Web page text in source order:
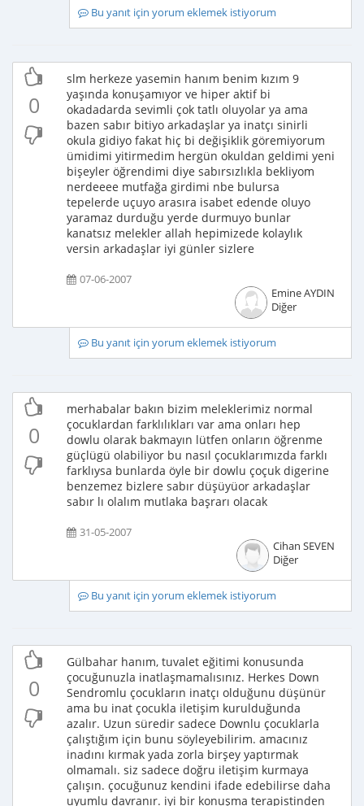
Bu yanıt için yorum eklemek istiyorum
0
slm herkeze yasemin hanım benim kızım 9
yaşında konuşamıyor ve hiper aktif bi
okadadarda sevimli çok tatlı oluyolar ya ama
bazen sabır bitiyo arkadaşlar ya inatçı sinirli
okula gidiyo fakat hiç bi değişiklik göremiyorum
ümidimi yitirmedim hergün okuldan geldimi yeni
bişeyler öğrendimi diye sabırsızlıkla bekliyom
nerdeeee mutfağa girdimi nbe bulursa
tepelerde uçuyo arasıra isabet edende oluyo
yaramaz durduğu yerde durmuyo bunlar
kanatsız melekler allah hepimizede kolaylık
versin arkadaşlar iyi günler sizlere
07-06-2007
Emine AYDIN
Diğer
Bu yanıt için yorum eklemek istiyorum
0
merhabalar bakın bizim meleklerimiz normal
çocuklardan farklılıkları var ama onları hep
dowlu olarak bakmayın lütfen onların öğrenme
güçlügü olabiliyor bu nasıl çocuklarımızda farklı
farklıysa bunlarda öyle bir dowlu çoçuk digerine
benzemez bizlere sabır düşüyüor arkadaşlar
sabır lı olalım mutlaka başrarı olacak
31-05-2007
Cihan SEVEN
Diğer
Bu yanıt için yorum eklemek istiyorum
0
Gülbahar hanım, tuvalet eğitimi konusunda
çocuğunuzla inatlaşmamalısınız. Herkes Down
Sendromlu çocukların inatçı olduğunu düşünür
ama bu inat çocukla iletişim kurulduğunda
azalır. Uzun süredir sadece Downlu çocuklarla
çalıştığım için bunu söyleyebilirim. amacınız
inadını kırmak yada zorla birşey yaptırmak
olmamalı. siz sadece doğru iletişim kurmaya
çalışın. çocuğunuz kendini ifade edebilirse daha
uyumlu davranır. iyi bir konuşma terapistinden